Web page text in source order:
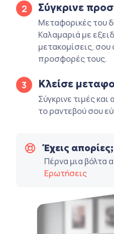
2 Σύγκρινε
Μεταφορικές του
Καλαμαριά με
μετακομίσεις,
προσφορές τους.
3 Κλείσε
Σύγκρινε τιμές και
το ραντεβού σου
Έχεις απορίες;
Πέρνα μια βόλτα
Ερωτήσεις